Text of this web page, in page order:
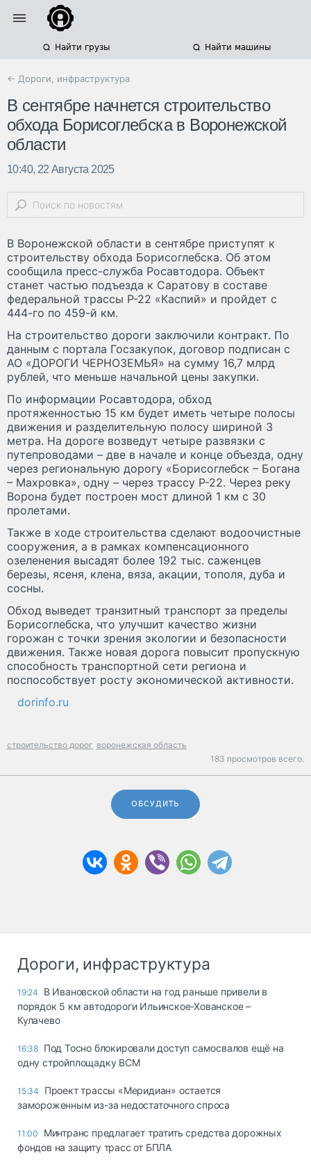
Найти грузы Найти машины
← Дороги, инфраструктура
В сентябре начнется строительство
обхода Борисоглебска в Воронежской
области
10:40, 22 Августа 2025
В Воронежской области в сентябре приступят к
строительству обхода Борисоглебска. Об этом
сообщила пресс-служба Росавтодора. Объект
станет частью подъезда к Саратову в составе
федеральной трассы Р-22 «Каспий» и пройдет с
444-го по 459-й км.
На строительство дороги заключили контракт. По
данным с портала Госзакупок, договор подписан с
АО «ДОРОГИ ЧЕРНОЗЕМЬЯ» на сумму 16,7 млрд
рублей, что меньше начальной цены закупки.
По информации Росавтодора, обход
протяженностью 15 км будет иметь четыре полосы
движения и разделительную полосу шириной 3
метра. На дороге возведут четыре развязки с
путепроводами – две в начале и конце объезда, одну
через региональную дорогу «Борисоглебск – Богана
– Махровка», одну – через трассу Р-22. Через реку
Ворона будет построен мост длиной 1 км с 30
пролетами.
Также в ходе строительства сделают водоочистные
сооружения, а в рамках компенсационного
озеленения высадят более 192 тыс. саженцев
березы, ясеня, клена, вяза, акации, тополя, дуба и
сосны.
Обход выведет транзитный транспорт за пределы
Борисоглебска, что улучшит качество жизни
горожан с точки зрения экологии и безопасности
движения. Также новая дорога повысит пропускную
способность транспортной сети региона и
поспособствует росту экономической активности.
dorinfo.ru
строительство дорог воронежская область
183 просмотров всего.
ОБСУДИТЬ
Дороги, инфраструктура
19:24
В Ивановской области на год раньше привели в
порядок 5 км автодороги Ильинское-Хованское –
Кулачево
16:38 Под Тосно блокировали доступ самосвалов ещё на
одну стройплощадку ВСМ
15:34
Проект трассы «Меридиан» остается
замороженным из-за недостаточного спроса
11:00
Минтранс предлагает тратить средства дорожных
фондов на защиту трасс от БПЛА